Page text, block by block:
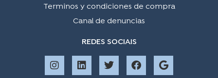
Terminos y condiciones de compra
Canal de denuncias
REDES SOCIAIS